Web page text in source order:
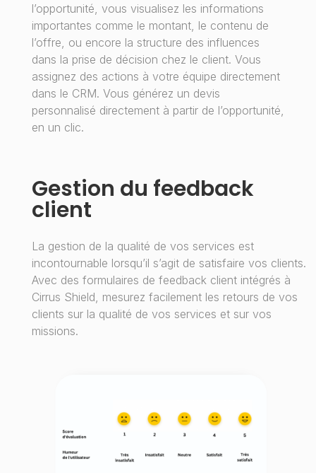
l’opportunité, vous visualisez les informations
importantes comme le montant, le contenu de
l’offre, ou encore la structure des influences
dans la prise de décision chez le client. Vous
assignez des actions à votre équipe directement
dans le CRM. Vous générez un devis
personnalisé directement à partir de l’opportunité,
en un clic.
Gestion du feedback
client
La gestion de la qualité de vos services est
incontournable lorsqu’il s’agit de satisfaire vos clients.
Avec des formulaires de feedback client intégrés à
Cirrus Shield, mesurez facilement les retours de vos
clients sur la qualité de vos services et sur vos
missions.